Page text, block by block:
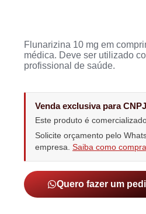
Flunarizina 10 mg em
médica. Deve ser utilizado
profissional de saúde.
Venda exclusiva para CNPJ
Este produto é
Solicite orçamento pelo
empresa. Saiba como
Quero fazer um